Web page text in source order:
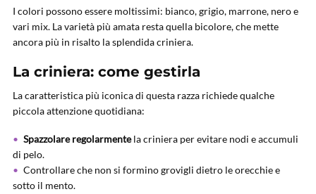
I colori possono essere moltissimi: bianco, grigio, marrone, nero e
vari mix. La varietà più amata resta quella bicolore, che mette
ancora più in risalto la splendida criniera.
La criniera: come gestirla
La caratteristica più iconica di questa razza richiede qualche
piccola attenzione quotidiana:
Spazzolare regolarmentela criniera per evitare nodi e accumuli
di pelo.
Controllare che non si formino grovigli dietro le orecchie e
sotto il mento.